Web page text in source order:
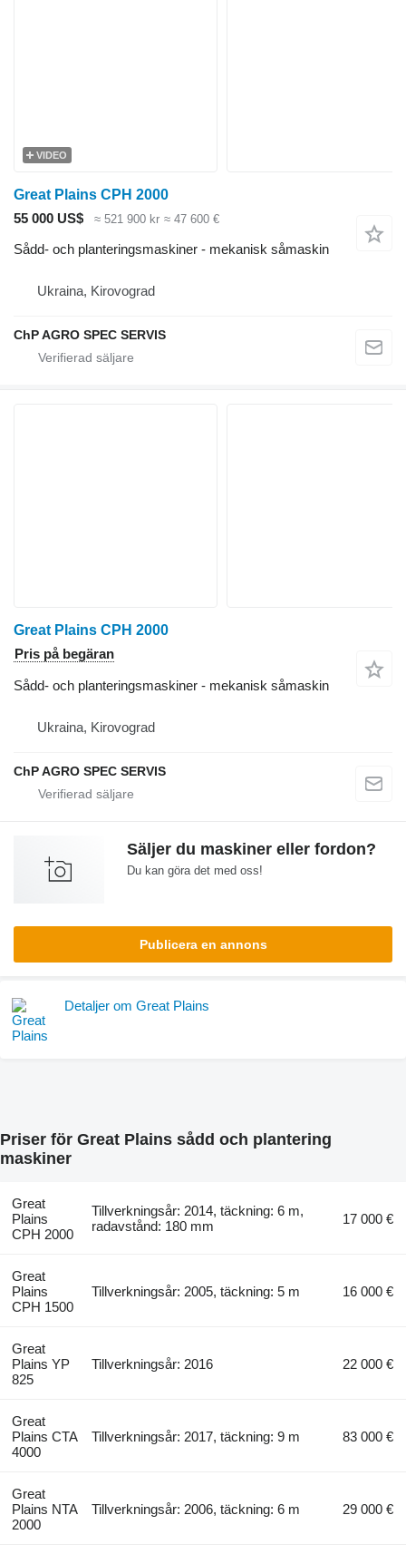
VIDEO
Great Plains CPH 2000
55 000 US$
≈ 521 900 kr ≈ 47 600 €
Sådd- och planteringsmaskiner - mekanisk såmaskin
Ukraina, Kirovograd
ChP AGRO SPEC SERVIS
Great Plains CPH 2000
Pris på begäran
Sådd- och planteringsmaskiner - mekanisk såmaskin
Ukraina, Kirovograd
ChP AGRO SPEC SERVIS
Säljer du maskiner eller fordon?
Du kan göra det med oss!
Publicera en annons
Detaljer om Great Plains
Priser för Great Plains sådd och plantering
maskiner
Great
Plains
CPH 2000
Tillverkningsår: 2014, täckning: 6 m,
radavstånd: 180 mm
17 000 €
Great
Plains
CPH 1500
Tillverkningsår: 2005, täckning: 5 m 16 000 €
Great
Plains YP
825
Tillverkningsår: 2016 22 000 €
Great
Plains CTA
4000
Tillverkningsår: 2017, täckning: 9 m 83 000 €
Great
Plains NTA
2000
Tillverkningsår: 2006, täckning: 6 m 29 000 €